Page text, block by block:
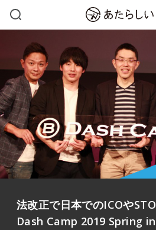
法改正で日本でのICOや
Dash Camp 2019 Spring